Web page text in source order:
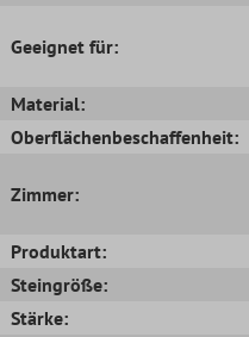
Geeignet für:
Material:
Oberflächenbeschaffenheit:
Zimmer:
Produktart:
Steingröße:
Stärke: